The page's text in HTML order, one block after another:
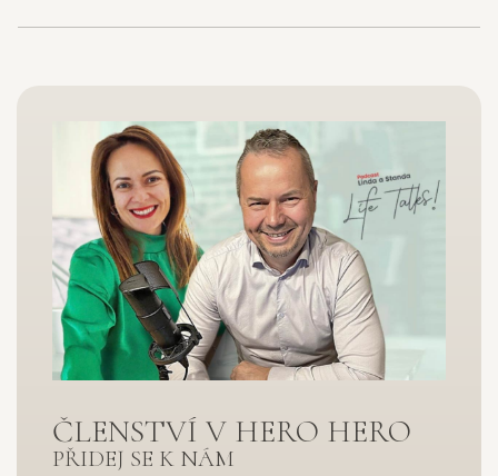
ČLENSTVÍ V HERO HERO
PŘIDEJ SE K NÁM